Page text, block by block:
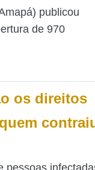
publicou
de 970
os direitos
pessoas